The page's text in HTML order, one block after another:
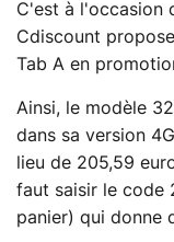
C'est à l'occasion
Cdiscount
Tab A en
Ainsi, le modèle
dans sa version
lieu de 205,59
faut saisir le code
panier) qui donne